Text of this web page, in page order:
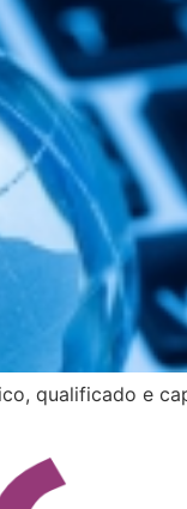
qualificado e